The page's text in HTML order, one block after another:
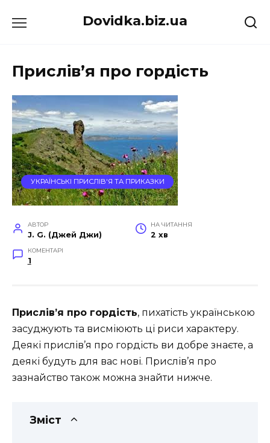
до
Dovidka.biz.ua
Прислів’я про гордість
УКРАЇНСЬКІ ПРИСЛІВ'Я ТА ПРИКАЗКИ
АВТОР
J. G. (Джей Джи)
НА ЧИТАННЯ
2 хв
КОМЕНТАРІ
1
Прислів’я про гордість, пихатість українською
засуджують та висміюють ці риси характеру.
Деякі прислів’я про гордість ви добре знаєте, а
деякі будуть для вас нові. Прислів’я про
зазнайство також можна знайти нижче.
Зміст